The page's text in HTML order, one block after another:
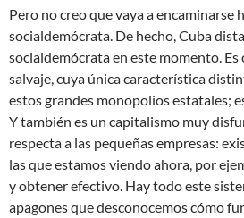
Pero no creo que vaya a encaminarse
socialdemócrata. De hecho, Cuba
socialdemócrata en este momento.
salvaje, cuya única característica
estos grandes monopolios estatales;
Y también es un capitalismo muy
respecta a las pequeñas empresas:
las que estamos viendo ahora, por
y obtener efectivo. Hay todo este
apagones que desconocemos cómo